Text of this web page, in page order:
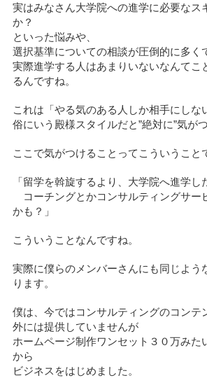
実はみなさん大学院への進学に必要なス
か？
といった悩みや、
選択基準についての相談が圧倒的に多く
実際進学する人はあまりいないなんてこ
るんですね。
これは「やる気のある人しか相手にしな
俗にいう殿様スタイルだと”絶対に”気が
ここで気がつけることってこういうこと
「留学を斡旋するより、大学院へ進学し
コーチングとかコンサルティングサ
かも？」
こういうことなんですね。
実際に僕らのメンバーさんにも同じよう
ります。
僕は、今ではコンサルティングのコンテ
外には提供していませんが
ホームページ制作ワンセット３０万みた
から
ビジネスをはじめました。